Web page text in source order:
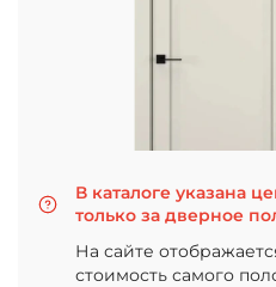
В каталоге указана
только за дверное
На сайте
стоимость самого